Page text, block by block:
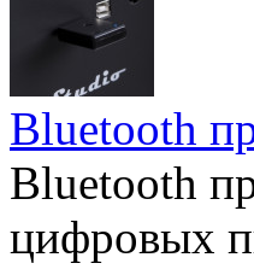
Bluetooth
Bluetooth
цифровых